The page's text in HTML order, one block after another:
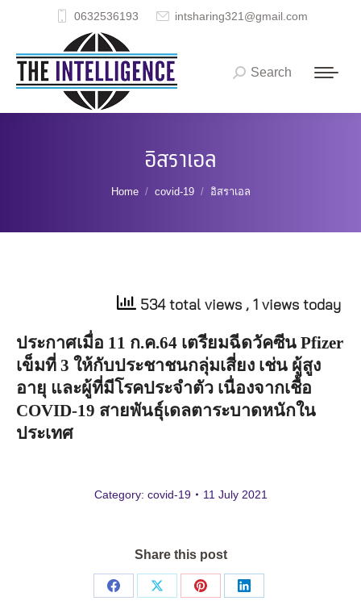
0632536193 intsharing321@gmail.com
Search:
Search
อิสราเอล
You are here:
Home covid-19 อิสราเอล
534 total views , 1 views today
ประกาศเมื่อ 11 ก.ค.64 เตรียมฉีดวัคซีน Pfizer
เข็มที่ 3 ให้กับประชาชนกลุ่มเสี่ยง เช่น ผู้สูง
อายุ และผู้ที่มีโรคประจำตัว เนื่องจากเชื้อ
COVID-19 สายพันธุ์เดลตาระบาดหนักใน
ประเทศ
Category: covid-19 11 July 2021
Share this post
Share
Share
Share
Share